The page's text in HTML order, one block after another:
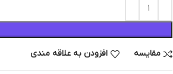
مقایسه افزودن به علاقه مندی